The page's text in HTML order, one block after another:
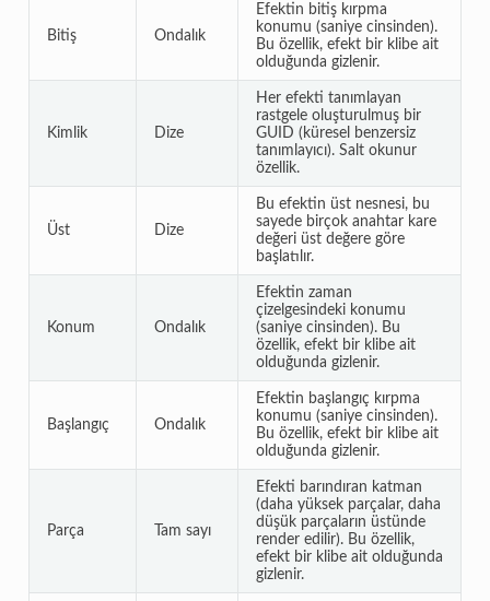
Bitiş Ondalık
Efektin bitiş kırpma
konumu (saniye cinsinden).
Bu özellik, efekt bir klibe ait
olduğunda gizlenir.
Kimlik Dize
Her efekti tanımlayan
rastgele oluşturulmuş bir
GUID (küresel benzersiz
tanımlayıcı). Salt okunur
özellik.
Üst Dize
Bu efektin üst nesnesi, bu
sayede birçok anahtar kare
değeri üst değere göre
başlatılır.
Konum Ondalık
Efektin zaman
çizelgesindeki konumu
(saniye cinsinden). Bu
özellik, efekt bir klibe ait
olduğunda gizlenir.
Başlangıç Ondalık
Efektin başlangıç kırpma
konumu (saniye cinsinden).
Bu özellik, efekt bir klibe ait
olduğunda gizlenir.
Parça Tam sayı
Efekti barındıran katman
(daha yüksek parçalar, daha
düşük parçaların üstünde
render edilir). Bu özellik,
efekt bir klibe ait olduğunda
gizlenir.